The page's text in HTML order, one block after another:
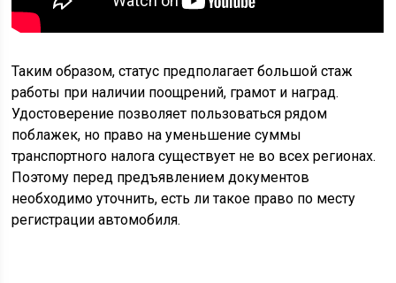
Таким образом, статус предполагает большой стаж
работы при наличии поощрений, грамот и наград.
Удостоверение позволяет пользоваться рядом
поблажек, но право на уменьшение суммы
транспортного налога существует не во всех регионах.
Поэтому перед предъявлением документов
необходимо уточнить, есть ли такое право по месту
регистрации автомобиля.